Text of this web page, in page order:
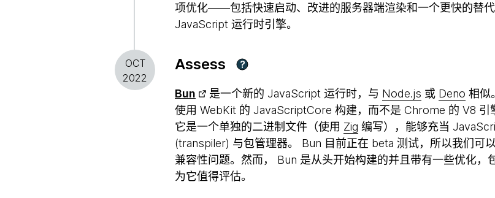
项优化——包括快速启动、改进的服务器端渲染和一个更快的替
JavaScript 运行时引擎。
OCT
2022
Assess ?
Bun 是一个新的 JavaScript 运行时，与 Node.js 或 Deno 相似
使用 WebKit 的 JavaScriptCore 构建，而不是 Chrome 的 V8 引
它是一个单独的二进制文件（使用 Zig 编写），能够充当
(transpiler) 与包管理器。 Bun 目前正在 beta 测试，所以我们可
兼容性问题。然而， Bun 是从头开始构建的并且带有一些优化，
为它值得评估。